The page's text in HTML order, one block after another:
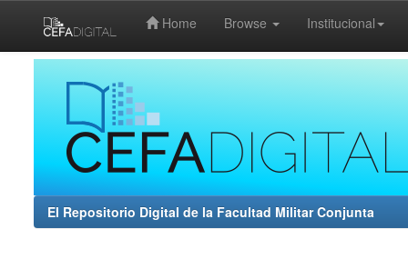
Home Browse Institucional
El Repositorio Digital de la Facultad Militar Conjunta